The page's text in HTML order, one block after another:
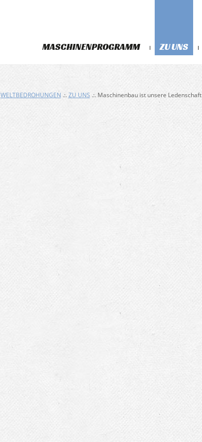
MASCHINENPROGRAMM ZU UNS
WELTBEDROHUNGEN .:.ZU UNS .:. Maschinenbau ist unsere Ledenschaft